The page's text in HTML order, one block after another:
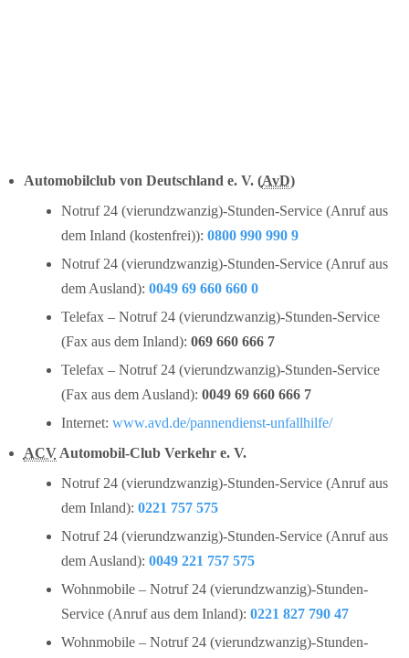
Automobilclub von Deutschland e. V. (AvD)
Notruf 24 (vierundzwanzig)-Stunden-Service (Anruf aus
dem Inland (kostenfrei)):0800 990 990 9
Notruf 24 (vierundzwanzig)-Stunden-Service (Anruf aus
dem Ausland):0049 69 660 660 0
Telefax – Notruf 24 (vierundzwanzig)-Stunden-Service
(Fax aus dem Inland):069 660 666 7
Telefax – Notruf 24 (vierundzwanzig)-Stunden-Service
(Fax aus dem Ausland):0049 69 660 666 7
Internet:www.avd.de/pannendienst-unfallhilfe/
ACVAutomobil-Club Verkehr e. V.
Notruf 24 (vierundzwanzig)-Stunden-Service (Anruf aus
dem Inland):0221 757 575
Notruf 24 (vierundzwanzig)-Stunden-Service (Anruf aus
dem Ausland):0049 221 757 575
Wohnmobile – Notruf 24 (vierundzwanzig)-Stunden-
Service (Anruf aus dem Inland):0221 827 790 47
Wohnmobile – Notruf 24 (vierundzwanzig)-Stunden-